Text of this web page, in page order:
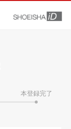
本登録完了